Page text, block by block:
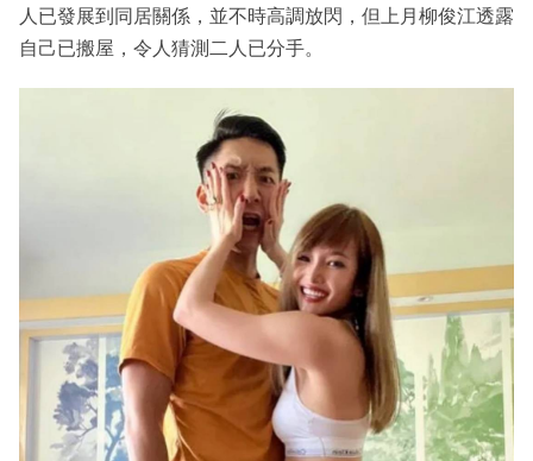
人已發展到同居關係，並不時高調放閃，但上月柳俊江透露
自己已搬屋，令人猜測二人已分手。